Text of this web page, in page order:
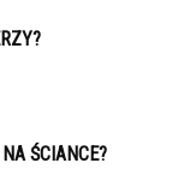
ŚCIANCE?